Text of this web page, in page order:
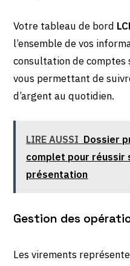
Votre tableau de bord
l’ensemble de vos
consultation de comptes
vous permettant de
d’argent au quotidien.
LIRE AUSSI Dossier
complet pour réussir
présentation
Gestion des
Les virements